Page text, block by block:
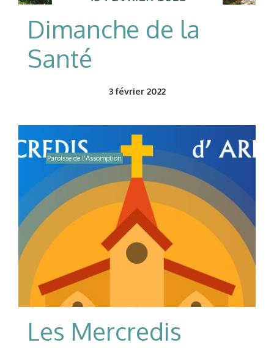
Dimanche de la
Santé
3février 2022
Paroisse de l'Assomption
Les Mercredis